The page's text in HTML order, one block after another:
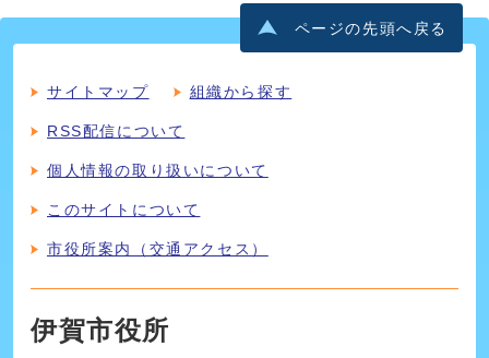
ページの先頭へ戻る
サイトマップ 組織から探す
RSS配信について
個人情報の取り扱いについて
このサイトについて
市役所案内（交通アクセス）
伊賀市役所